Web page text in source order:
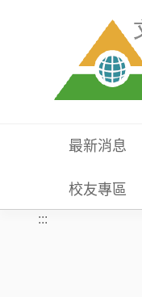
最新消息
校友專區
:::